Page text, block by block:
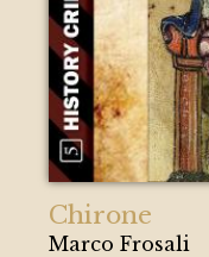
Chirone
Marco Frosali